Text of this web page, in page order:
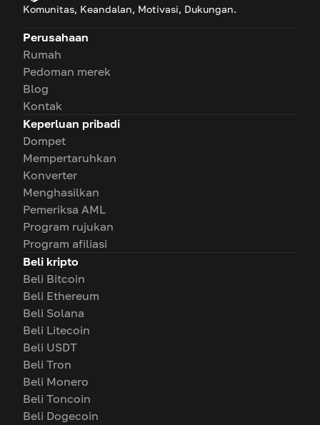
Komunitas, Keandalan, Motivasi, Dukungan.
Perusahaan
Rumah
Pedoman merek
Blog
Kontak
Keperluan pribadi
Dompet
Mempertaruhkan
Konverter
Menghasilkan
Pemeriksa AML
Program rujukan
Program afiliasi
Beli kripto
Beli Bitcoin
Beli Ethereum
Beli Solana
Beli Litecoin
Beli USDT
Beli Tron
Beli Monero
Beli Toncoin
Beli Dogecoin